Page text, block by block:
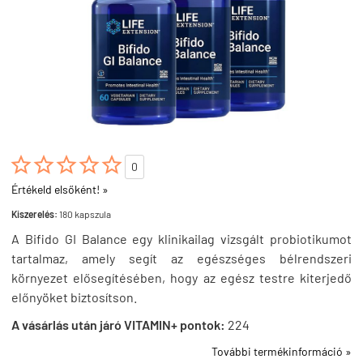

0
Értékeld elsőként! »
Kiszerelés: 180 kapszula
A Bifido GI Balance egy klinikailag vizsgált probiotikumot
tartalmaz, amely segít az egészséges bélrendszeri
környezet elősegítésében, hogy az egész testre kiterjedő
előnyöket biztosítson.
A vásárlás után járó VITAMIN+ pontok: 224
További termékinformáció »